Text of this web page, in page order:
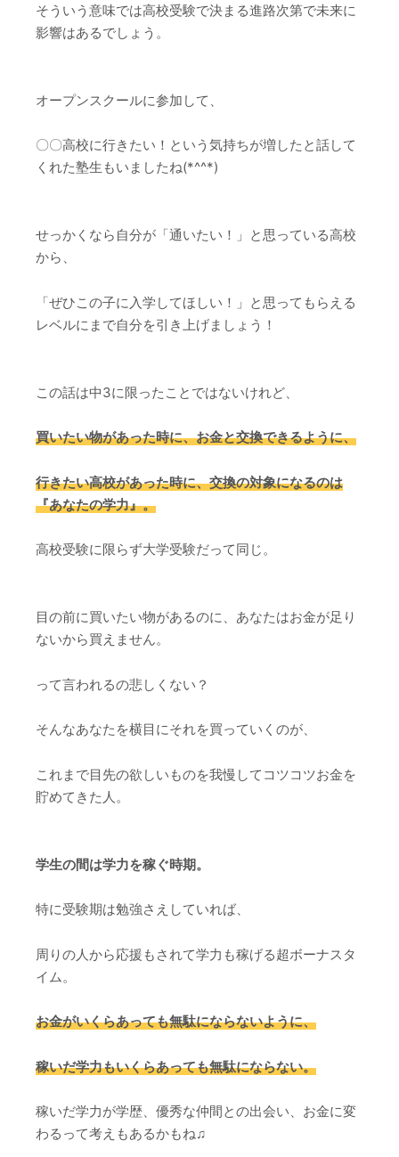
そういう意味では高校受験で決まる進路次第で未来に
影響はあるでしょう。
オープンスクールに参加して、
〇〇高校に行きたい！という気持ちが増したと話して
くれた塾生もいましたね(*^^*)
せっかくなら自分が「通いたい！」と思っている高校
から、
「ぜひこの子に入学してほしい！」と思ってもらえる
レベルにまで自分を引き上げましょう！
この話は中3に限ったことではないけれど、
買いたい物があった時に、お金と交換できるように、
行きたい高校があった時に、交換の対象になるのは
『あなたの学力』。
高校受験に限らず大学受験だって同じ。
目の前に買いたい物があるのに、あなたはお金が足り
ないから買えません。
って言われるの悲しくない？
そんなあなたを横目にそれを買っていくのが、
これまで目先の欲しいものを我慢してコツコツお金を
貯めてきた人。
学生の間は学力を稼ぐ時期。
特に受験期は勉強さえしていれば、
周りの人から応援もされて学力も稼げる超ボーナスタ
イム。
お金がいくらあっても無駄にならないように、
稼いだ学力もいくらあっても無駄にならない。
稼いだ学力が学歴、優秀な仲間との出会い、お金に変
わるって考えもあるかもね♫